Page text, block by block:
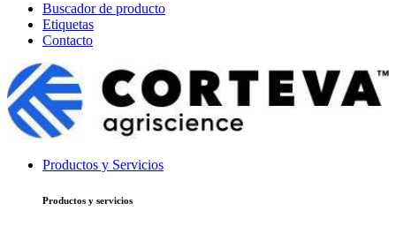
Buscador de producto
Etiquetas
Contacto
Productos y Servicios
Productos y servicios